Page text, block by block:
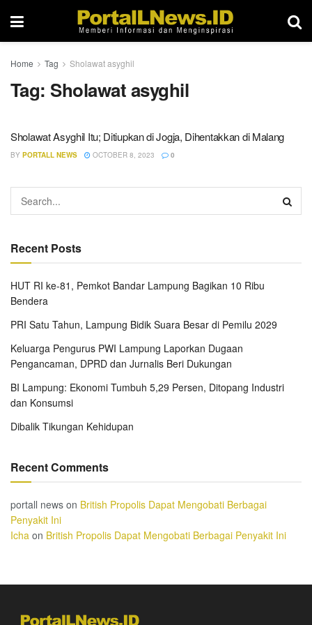
Home Tag Sholawat asyghil
Tag: Sholawat asyghil
Sholawat Asyghil Itu; Ditiupkan di Jogja, Dihentakkan di Malang
BY PORTALL NEWS OCTOBER 8, 2023 0
Recent Posts
HUT RI ke-81, Pemkot Bandar Lampung Bagikan 10 Ribu
Bendera
PRI Satu Tahun, Lampung Bidik Suara Besar di Pemilu 2029
Keluarga Pengurus PWI Lampung Laporkan Dugaan
Pengancaman, DPRD dan Jurnalis Beri Dukungan
BI Lampung: Ekonomi Tumbuh 5,29 Persen, Ditopang Industri
dan Konsumsi
Dibalik Tikungan Kehidupan
Recent Comments
portall news on British Propolis Dapat Mengobati Berbagai
Penyakit Ini
Icha on British Propolis Dapat Mengobati Berbagai Penyakit Ini